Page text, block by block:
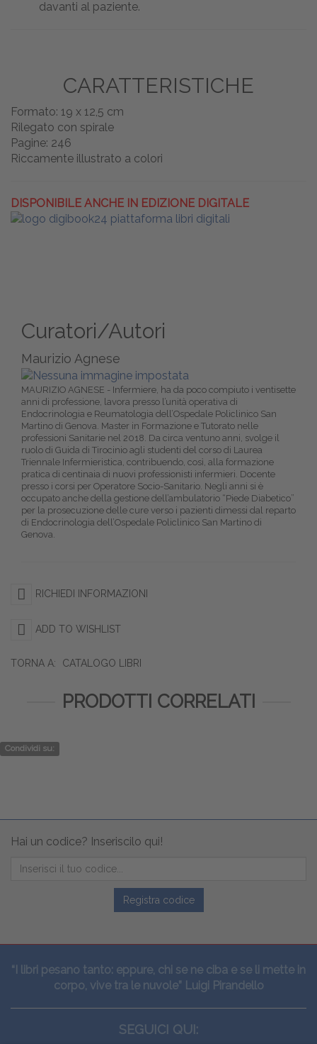
davanti al paziente.
CARATTERISTICHE
Formato: 19 x 12,5 cm
Rilegato con spirale
Pagine: 246
Riccamente illustrato a colori
DISPONIBILE ANCHE IN EDIZIONE DIGITALE
Curatori/Autori
Maurizio Agnese
MAURIZIO AGNESE - Infermiere, ha da poco compiuto i ventisette
anni di professione, lavora presso l’unità operativa di
Endocrinologia e Reumatologia dell’Ospedale Policlinico San
Martino di Genova. Master in Formazione e Tutorato nelle
professioni Sanitarie nel 2018. Da circa ventuno anni, svolge il
ruolo di Guida di Tirocinio agli studenti del corso di Laurea
Triennale Infermieristica, contribuendo, così, alla formazione
pratica di centinaia di nuovi professionisti infermieri. Docente
presso i corsi per Operatore Socio-Sanitario. Negli anni si è
occupato anche della gestione dell’ambulatorio “Piede Diabetico”
per la prosecuzione delle cure verso i pazienti dimessi dal reparto
di Endocrinologia dell’Ospedale Policlinico San Martino di
Genova.
RICHIEDI INFORMAZIONI
ADD TO WISHLIST
TORNA A: CATALOGO LIBRI
PRODOTTI CORRELATI
Condividi su:
Hai un codice? Inseriscilo qui!
Registra codice
“I libri pesano tanto: eppure, chi se ne ciba e se li mette in
corpo, vive tra le nuvole” Luigi Pirandello
SEGUICI QUI: